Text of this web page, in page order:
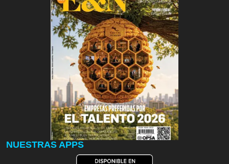
NUESTRAS APPS